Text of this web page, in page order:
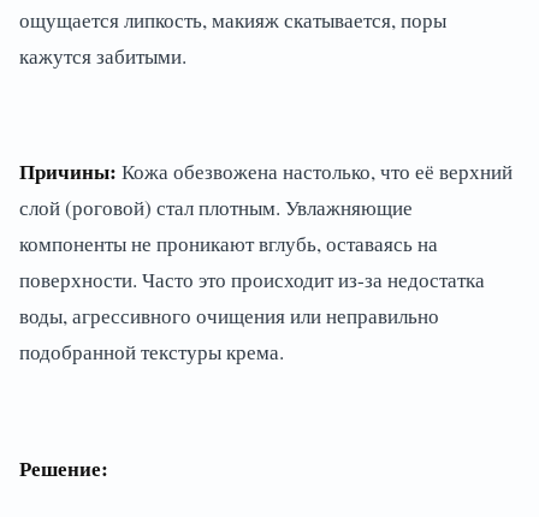
ощущается липкость, макияж скатывается, поры
кажутся забитыми.
Причины: Кожа обезвожена настолько, что её верхний
слой (роговой) стал плотным. Увлажняющие
компоненты не проникают вглубь, оставаясь на
поверхности. Часто это происходит из-за недостатка
воды, агрессивного очищения или неправильно
подобранной текстуры крема.
Решение: